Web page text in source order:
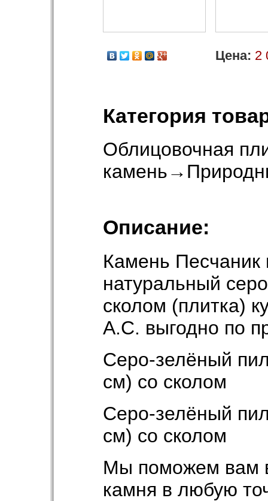
Цена: 2
Категория
Облицовочная
камень→
Описание:
Камень Песчаник
натуральный
сколом (плитка)
А.С. выгодно по
Серо-зелёный
см) со сколом
Серо-зелёный
см) со сколом
Мы поможем вам
камня в любую